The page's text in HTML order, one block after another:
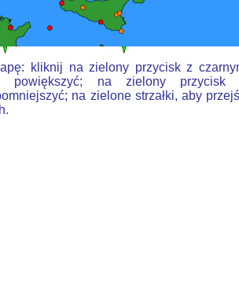
kliknij na zielony przycisk z
powiększyć; na zielony przycisk
na zielone strzałki, aby